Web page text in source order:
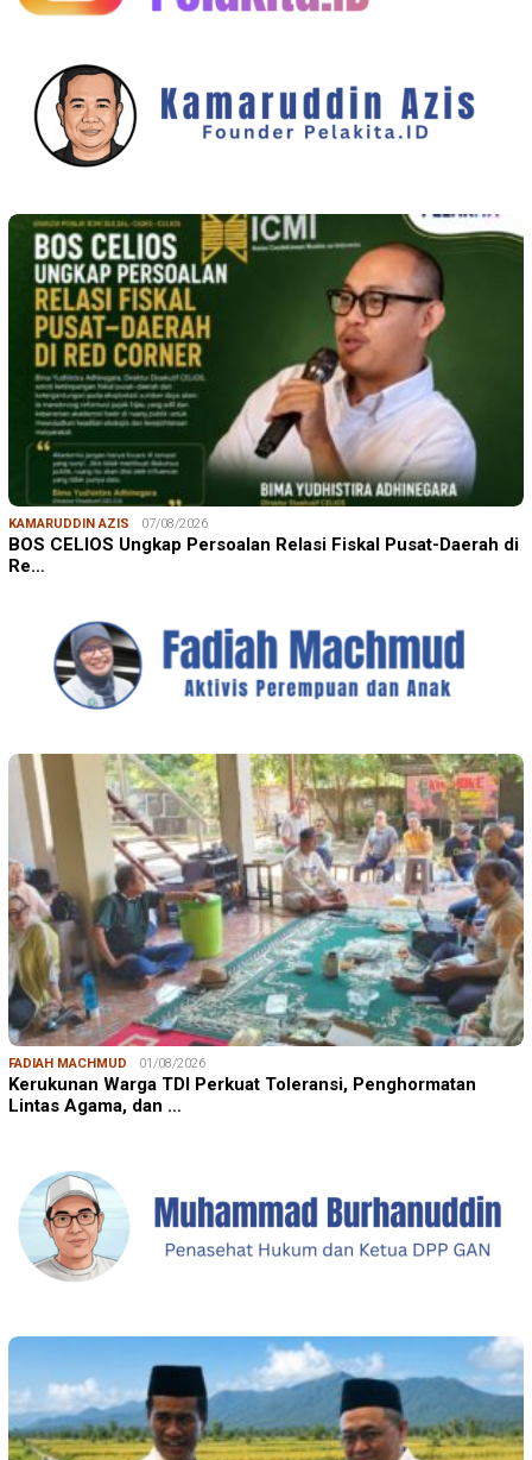
KAMARUDDIN AZIS 07/08/2026
BOS CELIOS Ungkap Persoalan Relasi Fiskal Pusat-Daerah di
Re…
FADIAH MACHMUD 01/08/2026
Kerukunan Warga TDI Perkuat Toleransi, Penghormatan
Lintas Agama, dan …